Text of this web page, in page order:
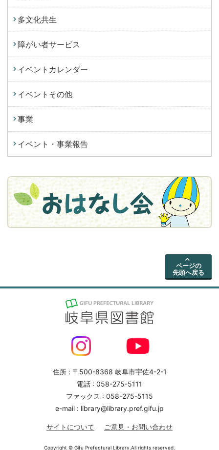
多文化共生
障がい者サービス
イベントカレンダー
イベントその他
事業
イベント・事業報告
ページの
先頭へ戻る
住所 : 〒500-8368 岐阜市宇佐4-2-1
電話 : 058-275-5111
ファックス : 058-275-5115
e-mail : library@library.pref.gifu.jp
サイトについて ご意見・お問い合わせ
Copyright © Gifu Prefectural Library.All rights reserved.